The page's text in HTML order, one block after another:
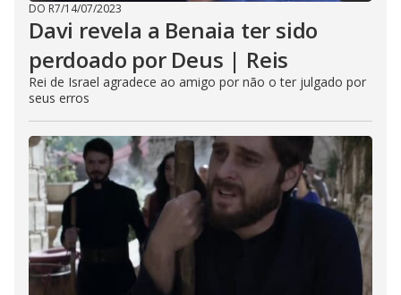
DO R7/14/07/2023
Davi revela a Benaia ter sido
perdoado por Deus | Reis
Rei de Israel agradece ao amigo por não o ter julgado por
seus erros